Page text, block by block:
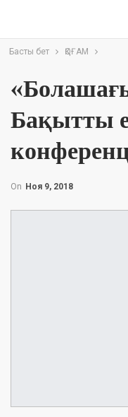
Басты бет ҚОҒАМ
Бақытты
On Ноя 9, 2018